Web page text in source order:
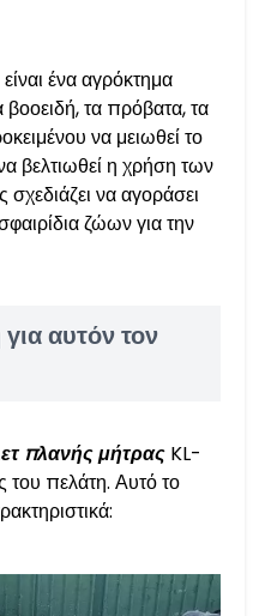
ένα αγρόκτημα
τα πρόβατα, τα
να μειωθεί το
βελτιωθεί η χρήση των
να αγοράσει
ζώων για την
αυτόν τον
πλανής μήτρας KL-
πελάτη. Αυτό το